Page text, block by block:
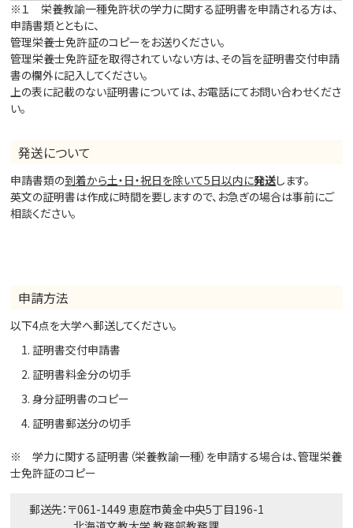
※１ 栄養教諭一種免許状の学力に関する証明書を申請される方は、
申請書類とともに、
管理栄養士免許証のコピーをお送りください。
管理栄養士免許証を取得されていない方は、その旨を証明書交付申請
書の欄外に記入してください。
上の表に記載のない証明書については、お電話にてお問い合わせくださ
い。
発送について
申請書類の到着から土・日・祝日を除いて5日以内に発送します。
英文の証明書は作成に時間を要しますので、お急ぎの場合は事前にご
相談ください。
申請方法
以下4点を大学へ郵送してください。
証明書交付申請書
証明書料金分の切手
身分証明書のコピー
証明書郵送分の切手
※ 学力に関する証明書（栄養教諭一種）を申請する場合は、管理栄養
士免許証のコピー
郵送先：〒061-1449 恵庭市黄金中央5丁目196-1